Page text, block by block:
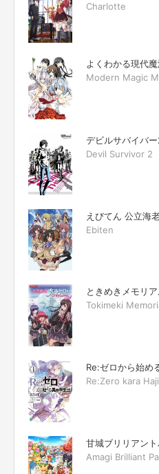
Charlotte
よくわかる現代
Modern Magic
デビルサバイバ
Devil Survivor 2
えびてん 公立海
Ebiten
ときめきメモリ
Tokimeki
Re:ゼロから始め
Re:Zero kara
甘城ブリリアント
Amagi Brilliant